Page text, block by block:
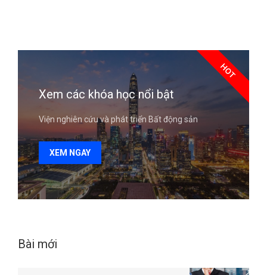
Xem các khóa học nổi bật
Viện nghiên cứu và phát triển Bất động sản
XEM NGAY
HOT
Bài mới